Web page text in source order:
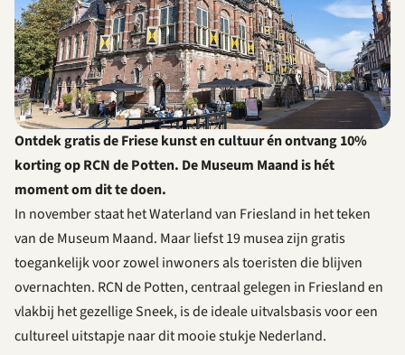
Ontdek gratis de Friese kunst en cultuur én ontvang 10%
korting op RCN de Potten. De Museum Maand is hét
moment om dit te doen.
In november staat het Waterland van Friesland in het teken
van de Museum Maand. Maar liefst 19 musea zijn gratis
toegankelijk voor zowel inwoners als toeristen die blijven
overnachten. RCN de Potten, centraal gelegen in Friesland en
vlakbij het gezellige Sneek, is de ideale uitvalsbasis voor een
cultureel uitstapje naar dit mooie stukje Nederland.